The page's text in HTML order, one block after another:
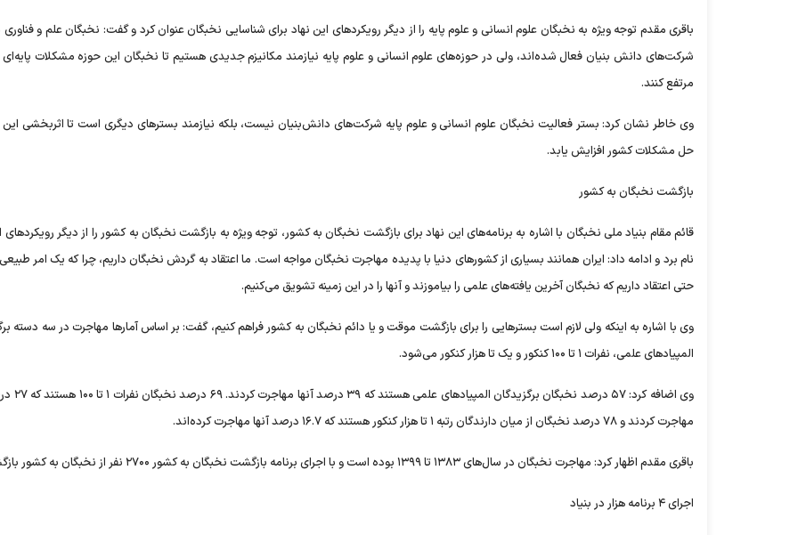
باقری مقدم توجه ویژه به نخبگان علوم انسانی و علوم پایه را از دیگر رویکردهای این نهاد برای شناسایی نخبگان عنوان کرد و گفت: نخبگان علم و
شرکت‌های دانش بنیان فعال شده‌اند، ولی در حوزه‌های علوم انسانی و علوم پایه نیازمند مکانیزم جدیدی هستیم تا نخبگان این حوزه مشکلات پایه‌ای
مرتفع کنند.
وی خاطر نشان کرد: بستر فعالیت نخبگان علوم انسانی و علوم پایه شرکت‌های دانش‌بنیان نیست، بلکه نیازمند بسترهای دیگری است تا اثربخشی این
حل مشکلات کشور افزایش یابد.
بازگشت نخبگان به کشور
قائم مقام بنیاد ملی نخبگان با اشاره به برنامه‌های این نهاد برای بازگشت نخبگان به کشور، توجه ویژه به بازگشت نخبگان به کشور را از دیگر رویکردهای
نام برد و ادامه داد: ایران همانند بسیاری از کشورهای دنیا با پدیده مهاجرت نخبگان مواجه است. ما اعتقاد به گردش نخبگان داریم، چرا که یک امر
حتی اعتقاد داریم که نخبگان آخرین یافته‌های علمی را بیاموزند و آنها را در این زمینه تشویق می‌کنیم.
وی با اشاره به اینکه ولی لازم است بسترهایی را برای بازگشت موقت و یا دائم نخبگان به کشور فراهم کنیم، گفت: بر اساس آمارها مهاجرت در سه دسته
المپیادهای علمی، نفرات ۱ تا ۱۰۰ کنکور و یک تا هزار کنکور می‌شود.
وی اضافه کرد: ۵۷ درصد
مهاجرت کردند و ۷۸ درصد نخبگان از میان دارندگان رتبه ۱ تا هزار کنکور هستند که ۱۶.۷ درصد آنها مهاجرت کرده‌اند.
باقری مقدم اظهار کرد: مهاجرت نخبگان در سال‌های ۱۳۸۳ تا ۱۳۹۹ بوده است و با اجرای برنامه بازگشت نخبگان به کشور ۲۷۰۰ نفر از نخبگان به کشور بازگشتند.
اجرای ۴ برنامه هزار در بنیاد